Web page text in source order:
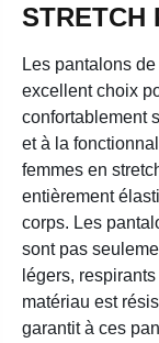
STRETCH
Les pantalons
excellent choix
confortablement
et à la
femmes en
entièrement
corps. Les
sont pas
légers,
matériau est
garantit à ces